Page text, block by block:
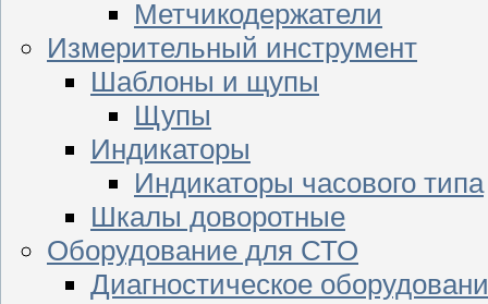
Метчикодержатели
Измерительный инструмент
Шаблоны и щупы
Щупы
Индикаторы
Индикаторы часового типа
Шкалы доворотные
Оборудование для СТО
Диагностическое